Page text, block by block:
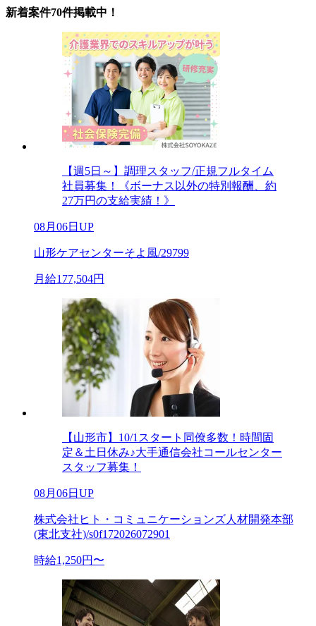
新着案件70件掲載中！
【週5日～】調理スタッフ/正規フルタイム
社員募集！《ボーナス以外の特別報酬、約
27万円の支給実績！》
08月06日UP
山形ケアセンターそよ風/29799
月給177,504円
【山形市】10/1スタート同僚多数！時間固
定＆土日休み♪大手通信会社コールセンター
スタッフ募集！
08月06日UP
株式会社ヒト・コミュニケーションズ人材開発本部
(東北支社)/s0f172026072901
時給1,250円〜